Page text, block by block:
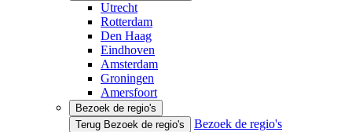
Utrecht
Rotterdam
Den Haag
Eindhoven
Amsterdam
Groningen
Amersfoort
Bezoek de regio's
Terug Bezoek de regio's
Bezoek de regio's